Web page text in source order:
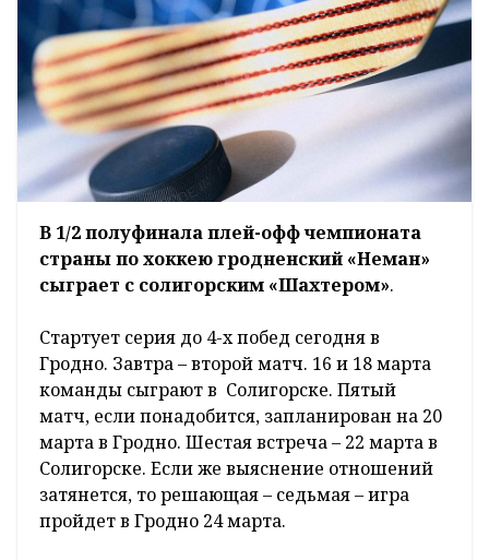
В 1/2 полуфинала плей-офф чемпионата
страны по хоккею гродненский «Неман»
сыграет с солигорским «Шахтером».
Стартует серия до 4-х побед сегодня в
Гродно. Завтра – второй матч. 16 и 18 марта
команды сыграют в Солигорске. Пятый
матч, если понадобится, запланирован на 20
марта в Гродно. Шестая встреча – 22 марта в
Солигорске. Если же выяснение отношений
затянется, то решающая – седьмая – игра
пройдет в Гродно 24 марта.